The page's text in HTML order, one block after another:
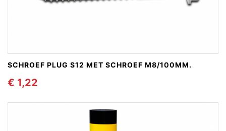
SCHROEF PLUG S12 MET SCHROEF M8/100MM.
€ 1,22